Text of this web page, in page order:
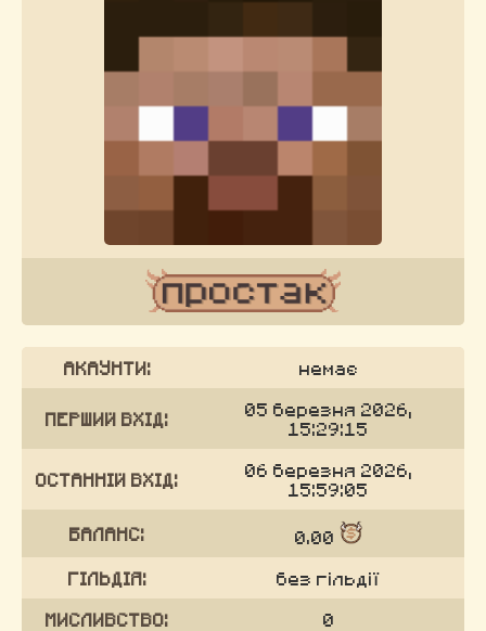
АКАУНТИ: немає
ПЕРШИЙ ВХІД:
05 березня 2026,
15:29:15
ОСТАННІЙ ВХІД:
06 березня 2026,
15:59:05
БАЛАНС: 0.00
ГІЛЬДІЯ: без гільдії
МИСЛИВСТВО: 0